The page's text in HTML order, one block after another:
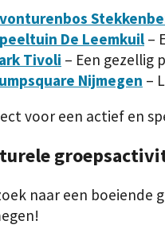
De Leemkuil –
Tivoli – Een gezellig
Nijmegen –
voor een actief en
naar een boeiende